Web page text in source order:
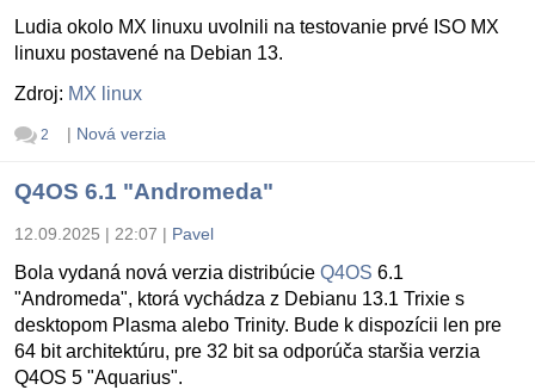
Ludia okolo MX linuxu uvolnili na testovanie prvé ISO MX
linuxu postavené na Debian 13.
Zdroj: MX linux
2 | Nová verzia
Q4OS 6.1 "Andromeda"
12.09.2025 | 22:07 | Pavel
Bola vydaná nová verzia distribúcie Q4OS 6.1
"Andromeda", ktorá vychádza z Debianu 13.1 Trixie s
desktopom Plasma alebo Trinity. Bude k dispozícii len pre
64 bit architektúru, pre 32 bit sa odporúča staršia verzia
Q4OS 5 "Aquarius".